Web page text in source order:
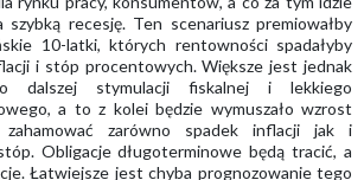
szybką recesję. Ten scenariusz premiowałby
10-latki, których rentowności spadałyby
i stóp procentowych. Większe jest jednak
dalszej stymulacji fiskalnej i lekkiego
a to z kolei będzie wymuszało wzrost
zahamować zarówno spadek inflacji jak i
Obligacje długoterminowe będą tracić, a
Łatwiejsze jest chyba prognozowanie tego